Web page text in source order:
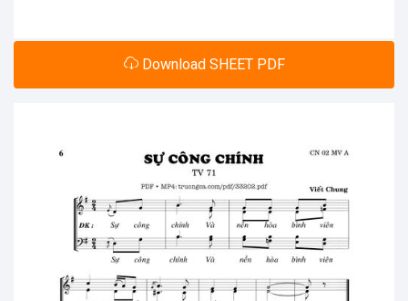
Download SHEET PDF